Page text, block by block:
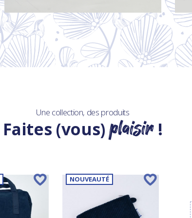
Une collection, des produits
Faites (vous)plaisir!
NOUVEAUTÉ